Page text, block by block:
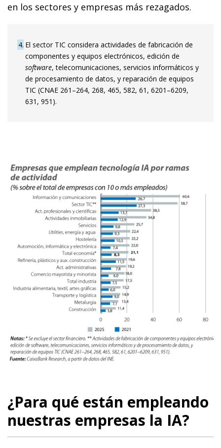
en los sectores y empresas más rezagados.
4 El sector TIC considera actividades de fabricación de
componentes y equipos electrónicos, edición de
software, telecomunicaciones, servicios informáticos y
de procesamiento de datos, y reparación de equipos
TIC (CNAE 261–264, 268, 465, 582, 61, 6201–6209,
631, 951).
¿Para qué están empleando
nuestras empresas la IA?